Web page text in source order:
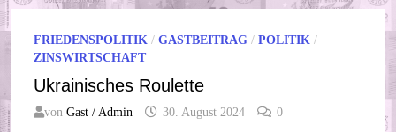
FRIEDENSPOLITIK /GASTBEITRAG /POLITIK /
ZINSWIRTSCHAFT
Ukrainisches Roulette
vonGast / Admin 30. August 2024 0